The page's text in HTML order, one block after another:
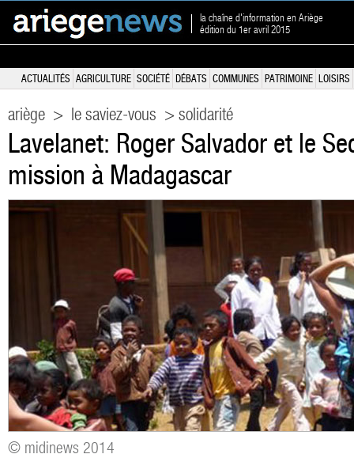
la chaîne d'information en Ariège
édition du 1er avril 2015
ACTUALITÉS AGRICULTURE SOCIÉTÉ DÉBATS COMMUNES PATRIMOINE LOISIRS
ariège > le saviez-vous > solidarité
Lavelanet: Roger Salvador et le
mission à Madagascar
© midinews 2014